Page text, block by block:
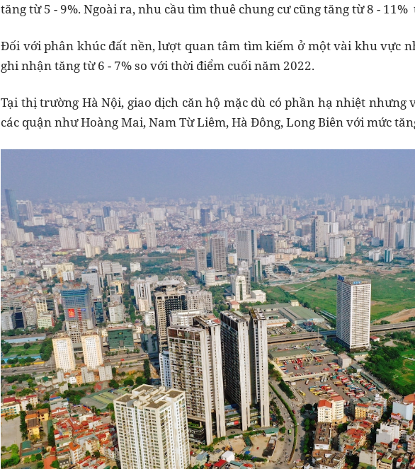
tăng từ 5 - 9%. Ngoài ra, nhu cầu tìm thuê chung cư cũng tăng từ 8 - 11%
Đối với phân khúc đất nền, lượt quan tâm tìm kiếm ở một vài khu vực
ghi nhận tăng từ 6 - 7% so với thời điểm cuối năm 2022.
Tại thị trường Hà Nội, giao dịch căn hộ mặc dù có phần hạ nhiệt
các quận như Hoàng Mai, Nam Từ Liêm, Hà Đông, Long Biên với mức